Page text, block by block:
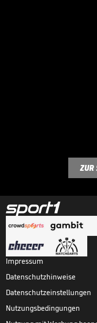
ZUR
Impressum
Datenschutzhinweise
Datenschutzeinstellungen
Nutzungsbedingungen